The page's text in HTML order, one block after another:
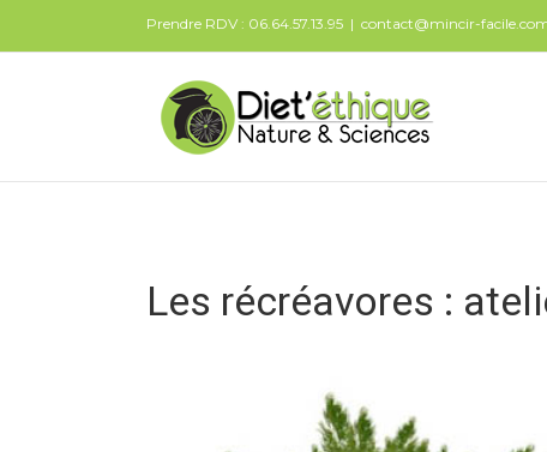
Prendre RDV : 06.64.57.13.95 | contact@mincir-
Les récréavores :